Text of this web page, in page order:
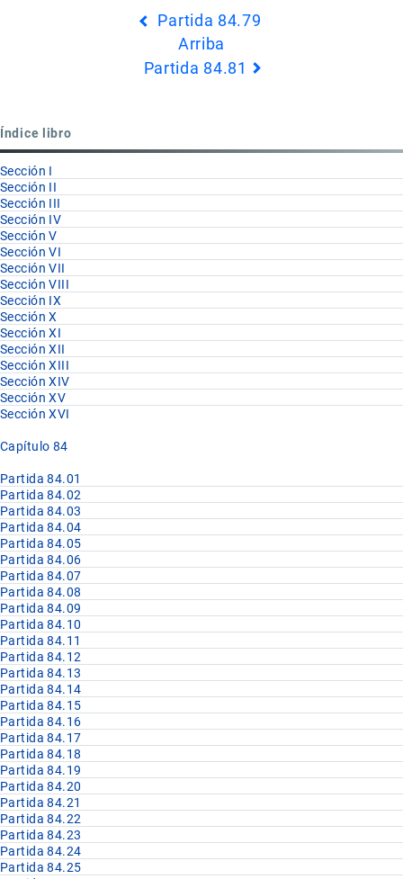
Partida 84.79
Arriba
Partida 84.81
Índice libro
Sección I
Sección II
Sección III
Sección IV
Sección V
Sección VI
Sección VII
Sección VIII
Sección IX
Sección X
Sección XI
Sección XII
Sección XIII
Sección XIV
Sección XV
Sección XVI
Capítulo 84
Partida 84.01
Partida 84.02
Partida 84.03
Partida 84.04
Partida 84.05
Partida 84.06
Partida 84.07
Partida 84.08
Partida 84.09
Partida 84.10
Partida 84.11
Partida 84.12
Partida 84.13
Partida 84.14
Partida 84.15
Partida 84.16
Partida 84.17
Partida 84.18
Partida 84.19
Partida 84.20
Partida 84.21
Partida 84.22
Partida 84.23
Partida 84.24
Partida 84.25